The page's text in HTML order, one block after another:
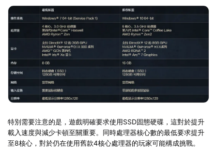
特別需要注意的是，遊戲明確要求使用SSD固態硬碟，這對於提升
載入速度與減少卡頓至關重要。同時處理器核心數的最低要求提升
至8核心，對於仍在使用舊款4核心處理器的玩家可能構成挑戰。